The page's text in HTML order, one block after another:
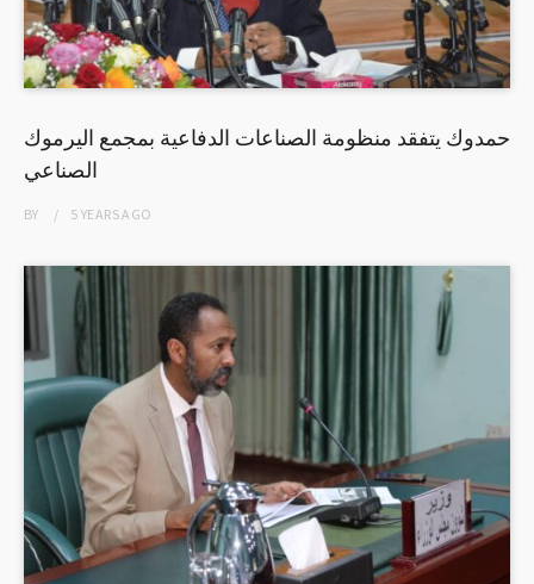
حمدوك يتفقد منظومة الصناعات الدفاعية بمجمع اليرموك
الصناعي
BY 5 YEARSAGO